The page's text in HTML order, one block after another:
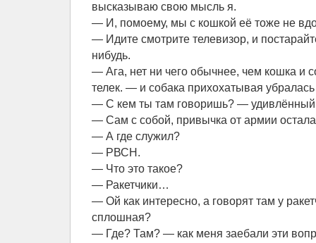
высказываю свою мысль я.
— И, помоему, мы с кошкой её тоже не
— Идите смотрите телевизор, и
нибудь.
— Ага, нет ни чего обычнее, чем кошка и
телек. — и собака прихохатывая убралась
— С кем ты там говоришь? — удивлённый
— Сам с собой, привычка от армии
— А где служил?
— РВСН.
— Что это такое?
— Ракетчики…
— Ой как интересно, а говорят там у
сплошная?
— Где? Там? — как меня заебали эти